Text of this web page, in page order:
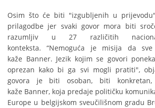
Osim što će biti "izgubljenih u
prilagodbe jer svaki govor mora biti
razumljiv u 27 različitih
konteksta. “Nemoguća je misija da
kaže Banner. Jezik kojim se govori
oprezan kako bi ga svi mogli pratiti",
govora je biti osoban, biti
kaže Banner, koja predaje političku
Europe u belgijskom sveučilišnom gradu